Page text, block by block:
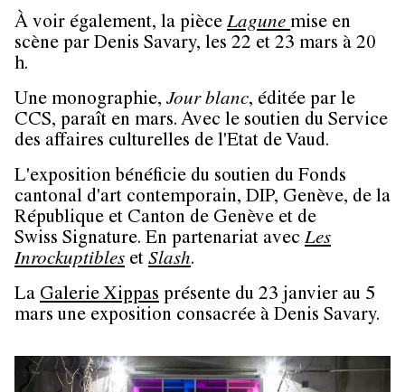
À voir également, la pièce Lagune mise en
scène par Denis Savary, les 22 et 23 mars à 20
h.
Une monographie, Jour blanc, éditée par le
CCS, paraît en mars. Avec le soutien du Service
des affaires culturelles de l'Etat de Vaud.
L'exposition bénéficie du soutien du Fonds
cantonal d'art contemporain, DIP, Genève, de la
République et Canton de Genève et de
Swiss Signature. En partenariat avec Les
Inrockuptibles et Slash.
La Galerie Xippas présente du 23 janvier au 5
mars une exposition consacrée à Denis Savary.